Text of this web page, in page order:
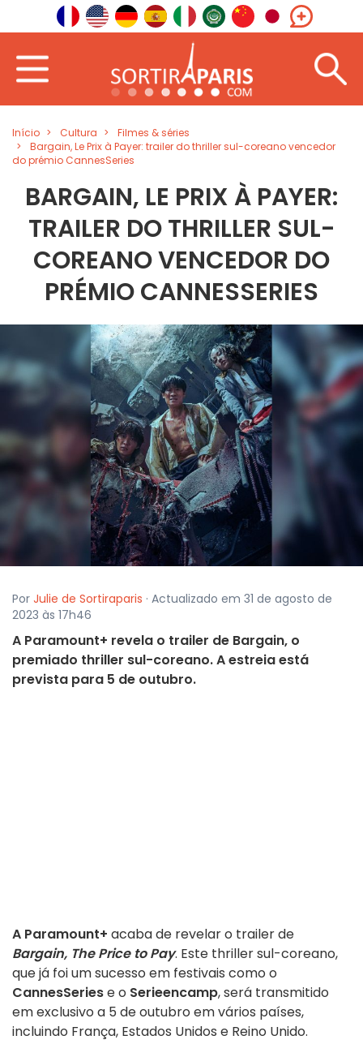
Início Cultura
Filmes & séries
Bargain, Le Prix à Payer: trailer do thriller sul-coreano vencedor
do prémio CannesSeries
BARGAIN, LE PRIX À PAYER:
TRAILER DO THRILLER SUL-
COREANO VENCEDOR DO
PRÉMIO CANNESSERIES
Por Julie de Sortiraparis · Actualizado em 31 de agosto de
2023 às 17h46
A Paramount+ revela o trailer de Bargain, o
premiado thriller sul-coreano. A estreia está
prevista para 5 de outubro.
A Paramount+ acaba de revelar o trailer de
Bargain, The Price to Pay. Este thriller sul-coreano,
que já foi um sucesso em festivais como o
CannesSeriese o Serieencamp, será transmitido
em exclusivo a 5 de outubro em vários países,
incluindo França, Estados Unidos e Reino Unido.